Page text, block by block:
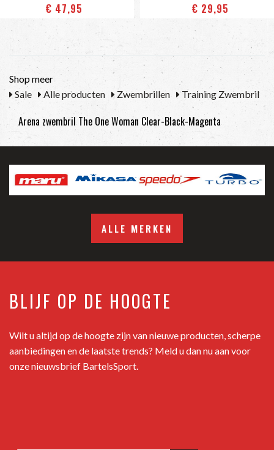
€ 47,95 € 29,95
Shop meer
Sale
Alle producten Zwembrillen Training Zwembril
Arena zwembril The One Woman Clear-Black-Magenta
ALLE MERKEN
BLIJF OP DE HOOGTE
Wilt u altijd op de hoogte zijn van nieuwe producten, scherpe
aanbiedingen en de laatste trends? Meld u dan nu aan voor
onze nieuwsbrief BartelsSport.